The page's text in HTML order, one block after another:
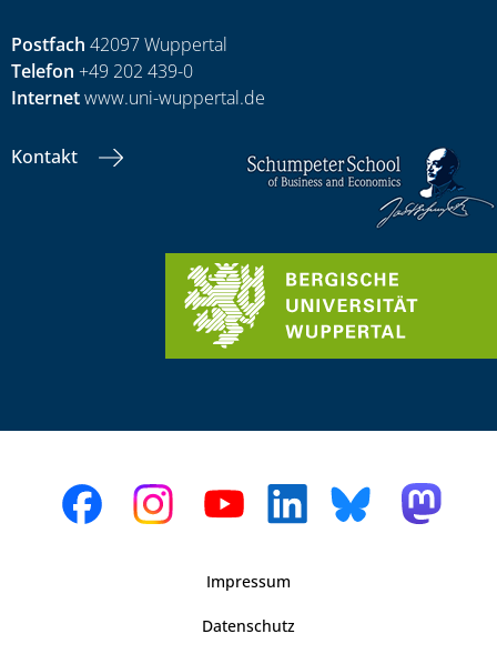
Postfach 42097 Wuppertal
Telefon +49 202 439-0
Internetwww.uni-wuppertal.de
Kontakt
Impressum
Datenschutz